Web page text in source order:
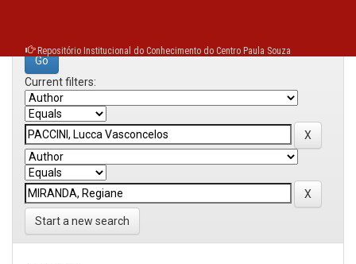
Repositório Institucional do Conhecimento do Centro Paula Souza
Current filters:
Start a new search